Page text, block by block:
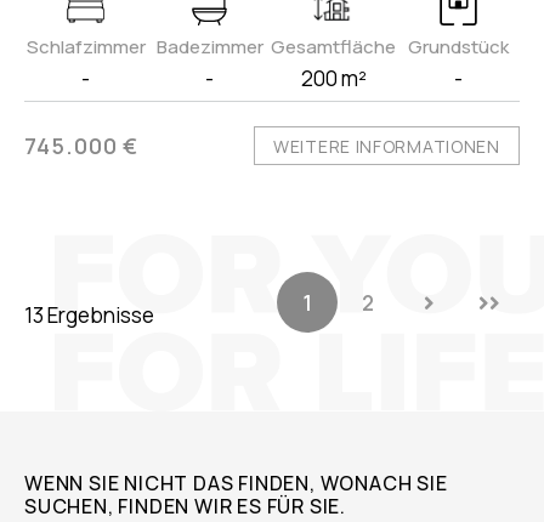
Schlafzimmer
-
Badezimmer
-
Gesamtfläche
200 m²
Grundstück
-
745.000 € WEITERE INFORMATIONEN
13 Ergebnisse 1 2
WENN SIE NICHT DAS FINDEN, WONACH SIE
SUCHEN, FINDEN WIR ES FÜR SIE.